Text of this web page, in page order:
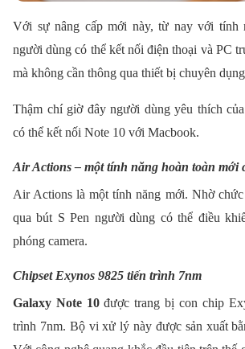
Với sự nâng cấp mới này, từ nay với tính
người dùng có thể kết nối điện thoại và PC
mà không cần thông qua thiết bị chuyên
Thậm chí giờ đây người dùng yêu thích
có thể kết nối Note 10 với Macbook.
Air Actions – một tính năng hoàn toàn mới
Air Actions là một tính năng mới. Nhờ
qua bút S Pen người dùng có thể điều
phóng camera.
Chipset Exynos 9825 tiến trình 7nm
Galaxy Note 10được trang bị con chip
trình 7nm. Bộ vi xử lý này được sản xuất